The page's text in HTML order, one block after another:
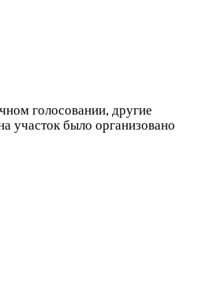
голосовании, другие
участок было организовано